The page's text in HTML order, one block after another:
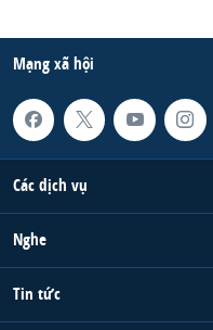
Mạng xã hội
Các dịch vụ
Nghe
Tin tức